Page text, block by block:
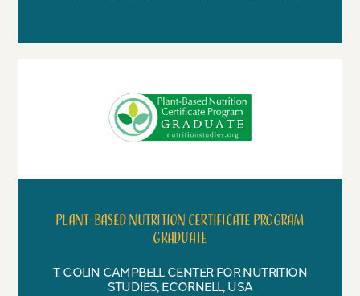
Plant-based nutrition certificate program
graduate
T. COLIN CAMPBELL CENTER FOR NUTRITION
STUDIES, ECORNELL, USA